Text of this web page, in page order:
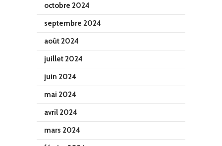
octobre 2024
septembre 2024
août 2024
juillet 2024
juin 2024
mai 2024
avril 2024
mars 2024